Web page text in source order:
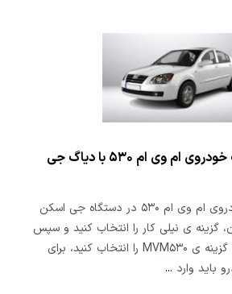
ویدئو:تعریف ریموت خودروی ام وی ام ۵۳۰ با دیاگ جی
برای تعریف ریموت خودروی ام وی ام ۵۳۰ در دستگاه جی اسکن
گزینه ی نیلی کار را انتخاب کنید و سپس
برند MVM و بعد از آن گزینه ی MVM۵۳۰ را انتخاب کنید، برای
باید وارد ...